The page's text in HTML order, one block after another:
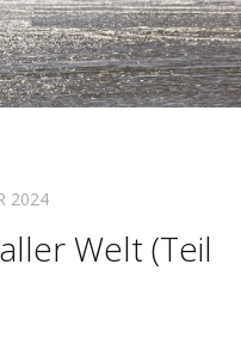
2024
Welt (Teil